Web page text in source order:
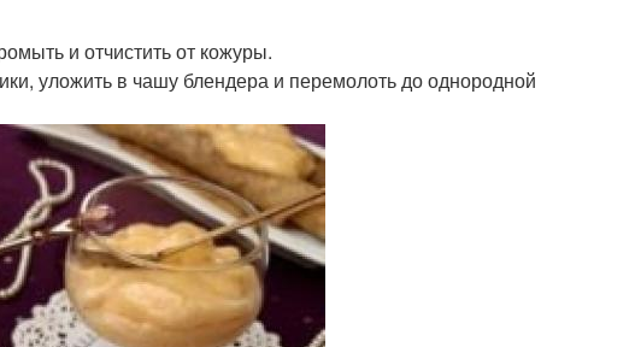
и отчистить от кожуры.
уложить в чашу блендера и перемолоть до однородной